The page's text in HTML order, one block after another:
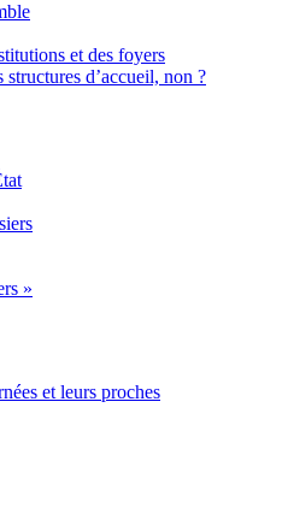
et des foyers
d’accueil, non ?
»
et leurs proches